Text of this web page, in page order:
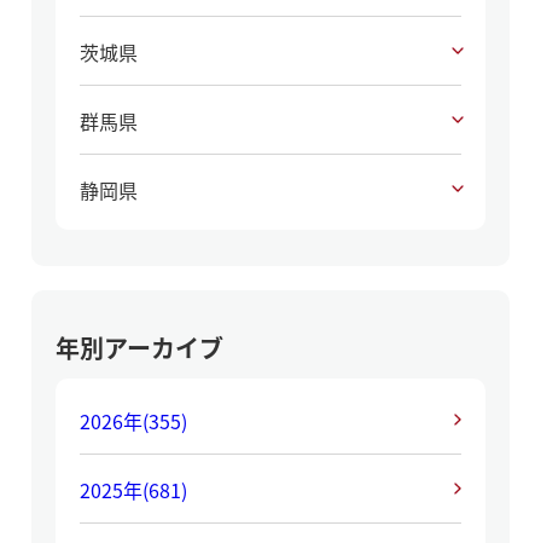
茨城県
群馬県
静岡県
年別アーカイブ
2026年(355)
2025年(681)